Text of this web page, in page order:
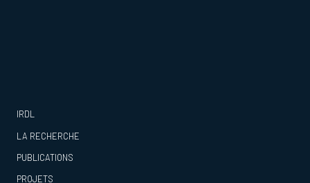
IRDL
LA RECHERCHE
PUBLICATIONS
PROJETS